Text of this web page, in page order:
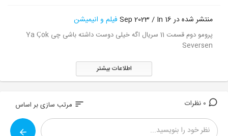
منتشر شده در 16 Sep 2023 / In فیلم و انیمیشن
پرومو دوم قسمت 11 سریال اگه خیلی دوست داشته باشی چی Ya Çok
Seversen
اطلاعات بیشتر
sort مرتب سازی بر اساس